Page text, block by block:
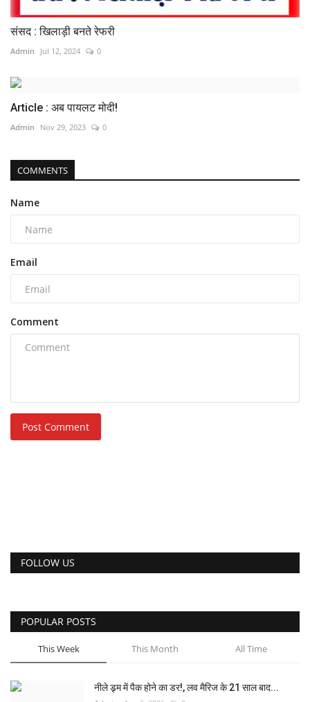
संसद : खिलाड़ी बनते रेफरी
Admin Jul 12, 2024 0
Article : अब पायलट मोदी!
Admin Nov 29, 2023 0
COMMENTS
Name
Email
Comment
Post Comment
FOLLOW US
POPULAR POSTS
This Week This Month All Time
नीले ड्र्म में पैक होने का डर!, लव मैरिज के 21 साल बाद...